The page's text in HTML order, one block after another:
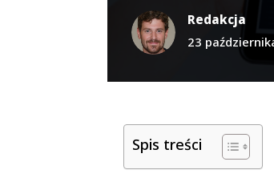
Redakcja
23
Spis treści